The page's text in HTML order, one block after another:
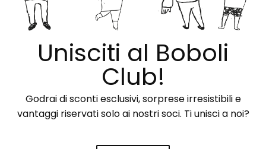
Unisciti al Boboli
Club!
Godrai di sconti esclusivi, sorprese irresistibili e
vantaggi riservati solo ai nostri soci. Ti unisci a noi?